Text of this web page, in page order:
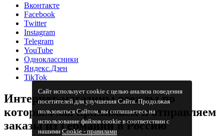
Сайт использует cookie с целью анализа поведения
посетителей для улучшения Сайта. Продолжая
пользоваться Сайтом, вы соглашаетесь на
использование файлов cookie в соответствии с
нашимиCookiе - правилами
Вконтакте
Facebook
Twitter
Instagram
Telegram
YouTube
Одноклассники
Яндекс.Дзен
TikTok
Интернет-магазины одежды по
которым мы принимаем и отправляем
заказы из Германии в Россию